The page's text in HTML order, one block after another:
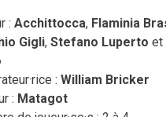
: Acchittocca, Flaminia
Gigli, Stefano Luperto et
: William Bricker
: Matagot